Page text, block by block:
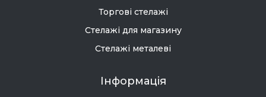
Торгові стелажі
Стелажі для магазину
Стелажі металеві
Інформація